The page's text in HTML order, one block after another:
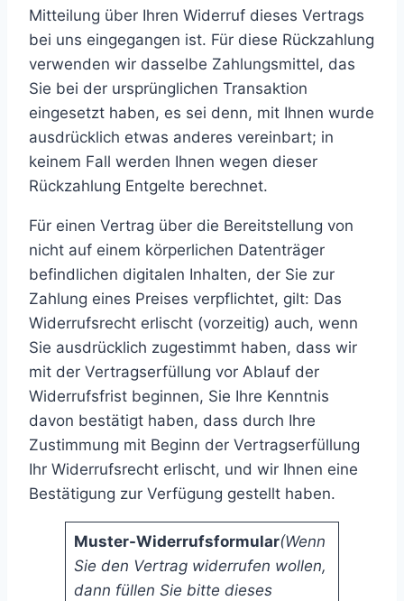
Mitteilung über Ihren Widerruf dieses Vertrags
bei uns eingegangen ist. Für diese Rückzahlung
verwenden wir dasselbe Zahlungsmittel, das
Sie bei der ursprünglichen Transaktion
eingesetzt haben, es sei denn, mit Ihnen wurde
ausdrücklich etwas anderes vereinbart; in
keinem Fall werden Ihnen wegen dieser
Rückzahlung Entgelte berechnet.
Für einen Vertrag über die Bereitstellung von
nicht auf einem körperlichen Datenträger
befindlichen digitalen Inhalten, der Sie zur
Zahlung eines Preises verpflichtet, gilt: Das
Widerrufsrecht erlischt (vorzeitig) auch, wenn
Sie ausdrücklich zugestimmt haben, dass wir
mit der Vertragserfüllung vor Ablauf der
Widerrufsfrist beginnen, Sie Ihre Kenntnis
davon bestätigt haben, dass durch Ihre
Zustimmung mit Beginn der Vertragserfüllung
Ihr Widerrufsrecht erlischt, und wir Ihnen eine
Bestätigung zur Verfügung gestellt haben.
Muster-Widerrufsformular(Wenn
Sie den Vertrag widerrufen wollen,
dann füllen Sie bitte dieses